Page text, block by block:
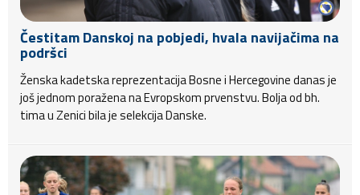
Čestitam Danskoj na pobjedi, hvala navijačima na
podršci
Ženska kadetska reprezentacija Bosne i Hercegovine danas je
još jednom poražena na Evropskom prvenstvu. Bolja od bh.
tima u Zenici bila je selekcija Danske.